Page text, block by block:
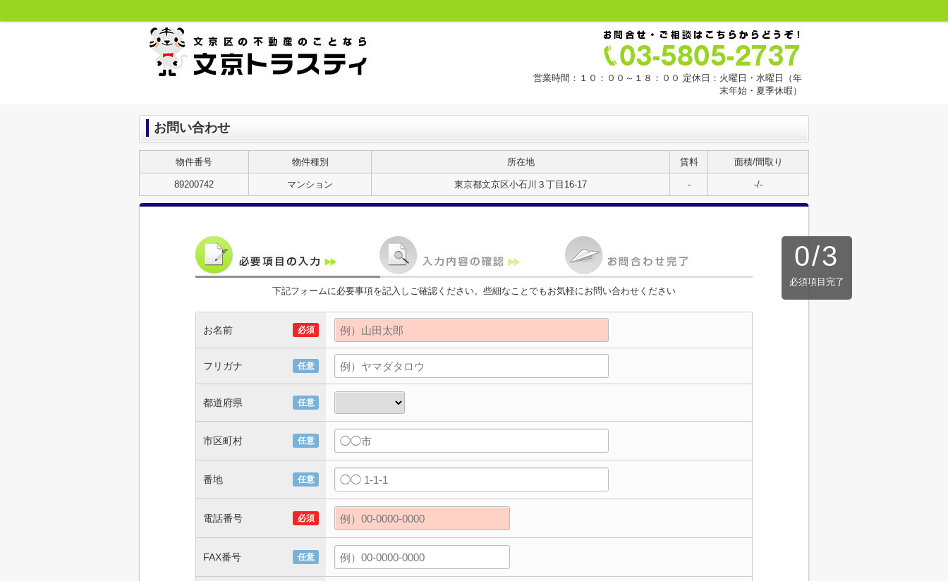
営業時間：１０：００～１８：００ 定休日：火曜日・水曜日（年
末年始・夏季休暇）
お問い合わせ
物件番号 物件種別 所在地 賃料 面積/間取り
89200742 マンション 東京都文京区小石川３丁目16-17 - -/-
0/3
必須項目完了
下記フォームに必要事項を記入しご確認ください。些細なことでもお気軽にお問い合わせください
お名前 必須
フリガナ 任意
都道府県 任意
市区町村 任意
番地 任意
電話番号 必須
FAX番号 任意